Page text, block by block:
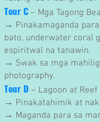
Tour C – Mga Tagong
→ Pinakamaganda
bato, underwater coral
espiritwal na tanawin.
→ Swak sa mga
photography.
Tour D – Lagoon at
→ Pinakatahimik at
→ Maganda para sa